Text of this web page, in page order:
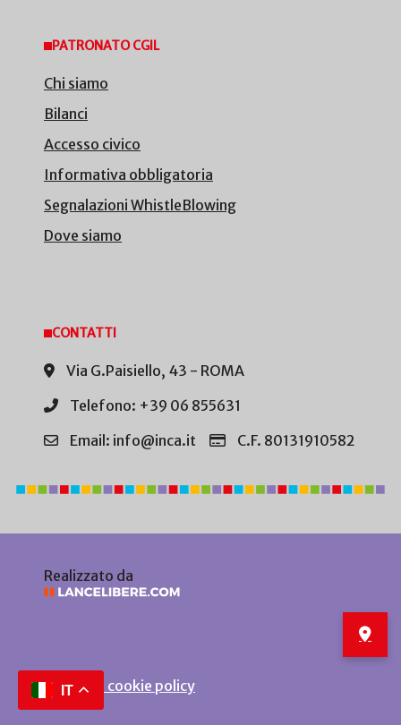
PATRONATO CGIL
Chi siamo
Bilanci
Accesso civico
Informativa obbligatoria
Segnalazioni WhistleBlowing
Dove siamo
CONTATTI
Via G.Paisiello, 43 - ROMA
Telefono: +39 06 855631
Email: info@inca.it
C.F. 80131910582
Realizzato da
Privacy e cookie policy
IT